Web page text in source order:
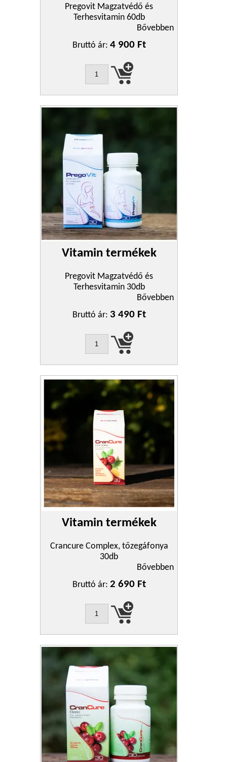
Pregovit Magzatvédő és
Terhesvitamin 60db
Bővebben
Bruttó ár: 4 900 Ft
Vitamin termékek
Pregovit Magzatvédő és
Terhesvitamin 30db
Bővebben
Bruttó ár: 3 490 Ft
Vitamin termékek
Crancure Complex, tőzegáfonya
30db
Bővebben
Bruttó ár: 2 690 Ft